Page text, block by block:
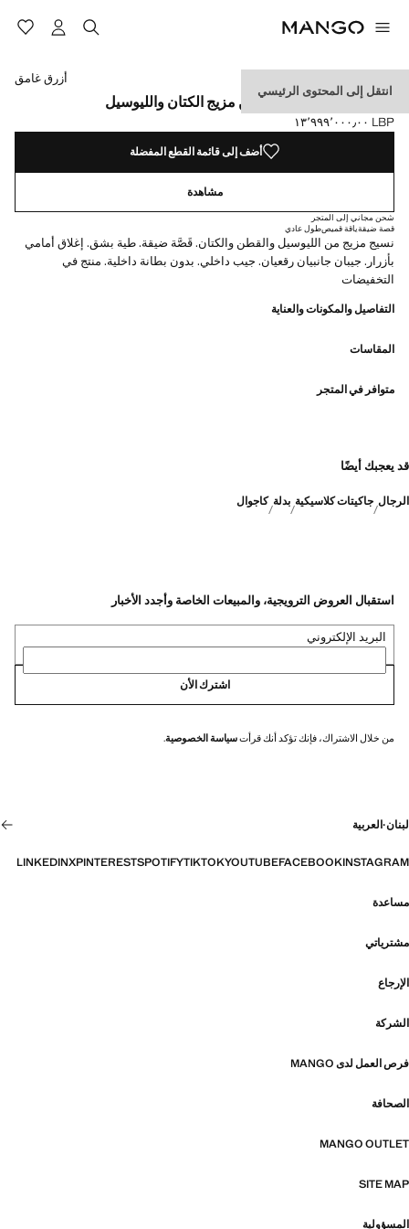
انتقل إلى المحتوى الرئيسي
جاكيت بليزر سليم فيت من مزيج الكتان والليوسيل
السعر الحالي [LBP ١٣٬٩٩٩٬٠٠٠٫٠٠ ]
LBP ١٣٬٩٩٩٬٠٠٠٫٠٠
حدد اللون
تم اختيار اللون أزرق غامق
اللون أخضر
أزرق غامق
أضف إلى قائمة القطع المفضلة
مشاهدة
شحن مجاني إلى المتجر
قصة ضيقةياقة قميصطول عادي
نسيج مزيج من الليوسيل والقطن والكتان. قَصَّة ضيقة. طية بشق. إغلاق أمامي
بأزرار. جيبان جانبيان رقعيان. جيب داخلي. بدون بطانة داخلية. منتج في
التخفيضات
التفاصيل والمكونات والعناية
المقاسات
متوافر في المتجر
قد يعجبك أيضًا
الرجال جاكيتات كلاسيكية بدلة كاجوال
استقبال العروض الترويجية، والمبيعات الخاصة وأجدد الأخبار
البريد الإلكتروني
اشترك الأن
من خلال الاشتراك، فإنك تؤكد أنك قرأتسياسة الخصوصية.
لبنان·العربية
INSTAGRAM
FACEBOOK
YOUTUBE
TIKTOK
SPOTIFY
PINTEREST
X
LINKEDIN
مساعدة
مشترياتي
الإرجاع
الشركة
فرص العمل لدى MANGO
الصحافة
MANGO OUTLET
SITE MAP
المسؤولية